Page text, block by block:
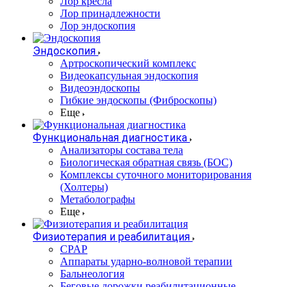
Лор принадлежности
Лор эндоскопия
Эндоскопия
Артроскопический комплекс
Видеокапсульная эндоскопия
Видеоэндоскопы
Гибкие эндоскопы (Фиброcкопы)
Еще
Функциональная диагностика
Анализаторы состава тела
Биологическая обратная связь (БОС)
Комплексы суточного мониторирования
(Холтеры)
Метаболографы
Еще
Физиотерапия и реабилитация
CPAP
Аппараты ударно-волновой терапии
Бальнеология